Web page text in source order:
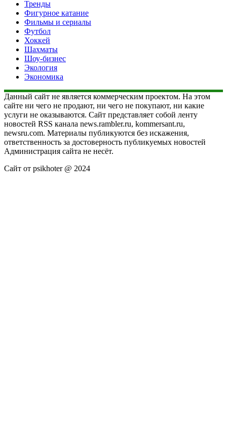
Тренды
Фигурное катание
Фильмы и сериалы
Футбол
Хоккей
Шахматы
Шоу-бизнес
Экология
Экономика
Данный сайт не является коммерческим проектом. На этом
сайте ни чего не продают, ни чего не покупают, ни какие
услуги не оказываются. Сайт представляет собой ленту
новостей RSS канала news.rambler.ru, kommersant.ru,
newsru.com. Материалы публикуются без искажения,
ответственность за достоверность публикуемых новостей
Администрация сайта не несёт.
Сайт от psikhoter @ 2024